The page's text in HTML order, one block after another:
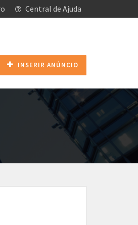
Central de Ajuda
INSERIR ANÚNCIO